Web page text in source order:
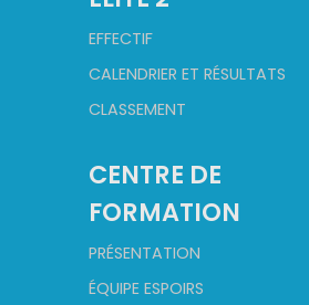
EFFECTIF
CALENDRIER ET RÉSULTATS
CLASSEMENT
CENTRE DE
FORMATION
PRÉSENTATION
ÉQUIPE ESPOIRS